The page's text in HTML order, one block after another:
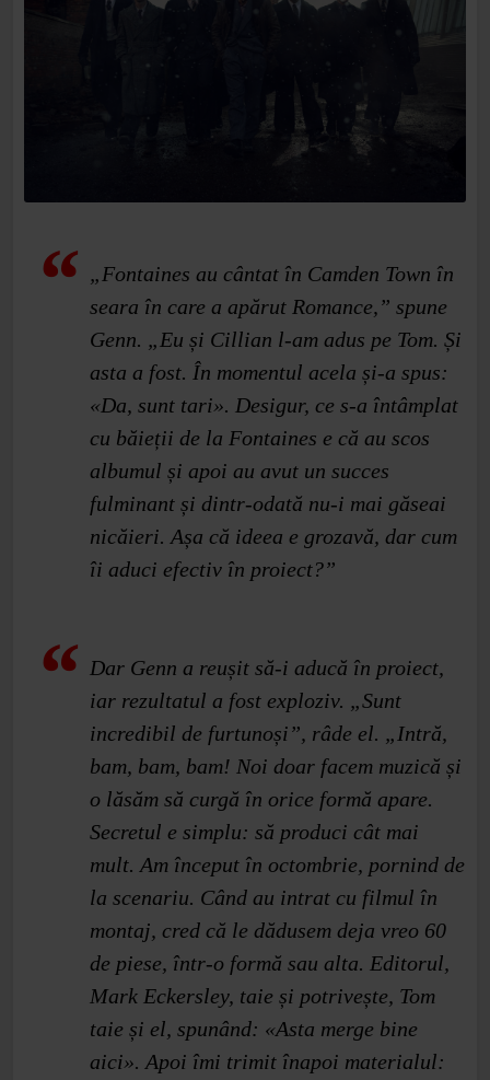
„Fontaines au cântat în Camden Town în
seara în care a apărut Romance,” spune
Genn. „Eu și Cillian l‑am adus pe Tom. Și
asta a fost. În momentul acela și-a spus:
«Da, sunt tari». Desigur, ce s‑a întâmplat
cu băieții de la Fontaines e că au scos
albumul și apoi au avut un succes
fulminant și dintr‑odată nu‑i mai găseai
nicăieri. Așa că ideea e grozavă, dar cum
îi aduci efectiv în proiect?”
Dar Genn a reușit să‑i aducă în proiect,
iar rezultatul a fost exploziv. „Sunt
incredibil de furtunoși”, râde el. „Intră,
bam, bam, bam! Noi doar facem muzică și
o lăsăm să curgă în orice formă apare.
Secretul e simplu: să produci cât mai
mult. Am început în octombrie, pornind de
la scenariu. Când au intrat cu filmul în
montaj, cred că le dădusem deja vreo 60
de piese, într‑o formă sau alta. Editorul,
Mark Eckersley, taie și potrivește, Tom
taie și el, spunând: «Asta merge bine
aici». Apoi îmi trimit înapoi materialul: